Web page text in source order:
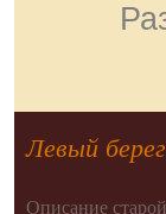
Левый
Описание